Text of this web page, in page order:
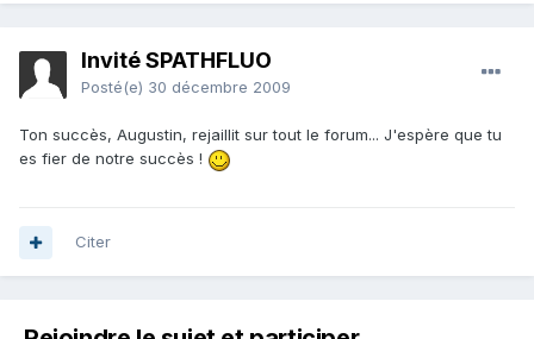
Invité SPATHFLUO
Posté(e) 30 décembre 2009
Ton succès, Augustin, rejaillit sur tout le forum... J'espère que tu
es fier de notre succès !
Citer